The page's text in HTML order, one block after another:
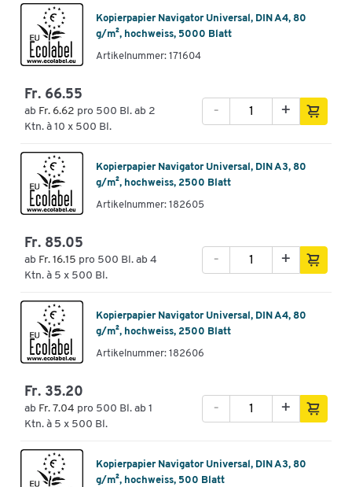
Kopierpapier Navigator Universal, DIN A4, 80
g/m², hochweiss, 5000 Blatt
Artikelnummer: 171604
Fr. 66.55
ab Fr. 6.62 pro 500 Bl. ab 2
Ktn. à 10 x 500 Bl.
+
-
Kopierpapier Navigator Universal, DIN A3, 80
g/m², hochweiss, 2500 Blatt
Artikelnummer: 182605
Fr. 85.05
ab Fr. 16.15 pro 500 Bl. ab 4
Ktn. à 5 x 500 Bl.
+
-
Kopierpapier Navigator Universal, DIN A4, 80
g/m², hochweiss, 2500 Blatt
Artikelnummer: 182606
Fr. 35.20
ab Fr. 7.04 pro 500 Bl. ab 1
Ktn. à 5 x 500 Bl.
+
-
Kopierpapier Navigator Universal, DIN A3, 80
g/m², hochweiss, 500 Blatt